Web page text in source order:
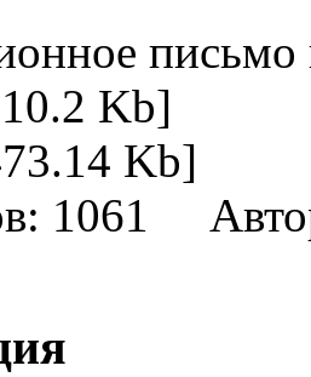
письмо
Kb]
Kb]
1061